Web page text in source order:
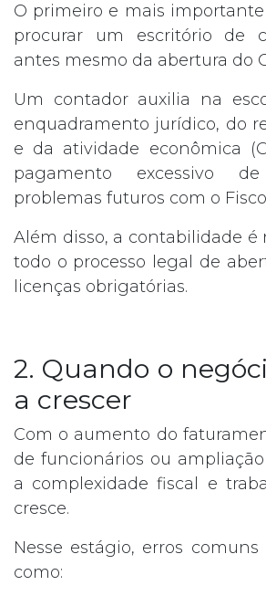
O primeiro e mais
procurar um escritório de
antes mesmo da abertura do
Um contador auxilia na
enquadramento jurídico, do
e da atividade econômica
pagamento excessivo
problemas futuros com o
Além disso, a contabilidade é
todo o processo legal de
licenças obrigatórias.
2. Quando o
a crescer
Com o aumento do
de funcionários ou
a complexidade fiscal e
cresce.
Nesse estágio, erros
como: